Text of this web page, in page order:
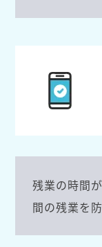
残業の時間
間の残業を